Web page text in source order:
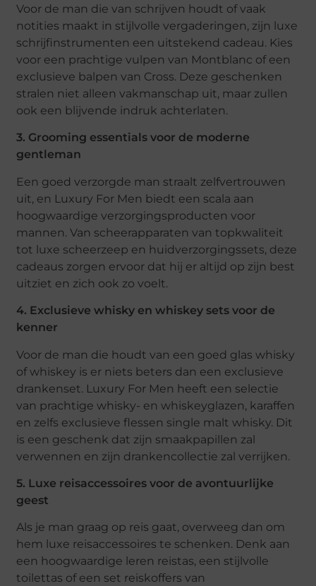
Voor de man die van schrijven houdt of vaak
notities maakt in stijlvolle vergaderingen, zijn luxe
schrijfinstrumenten een uitstekend cadeau. Kies
voor een prachtige vulpen van Montblanc of een
exclusieve balpen van Cross. Deze geschenken
stralen niet alleen vakmanschap uit, maar zullen
ook een blijvende indruk achterlaten.
3. Grooming essentials voor de moderne
gentleman
Een goed verzorgde man straalt zelfvertrouwen
uit, en Luxury For Men biedt een scala aan
hoogwaardige verzorgingsproducten voor
mannen. Van scheerapparaten van topkwaliteit
tot luxe scheerzeep en huidverzorgingssets, deze
cadeaus zorgen ervoor dat hij er altijd op zijn best
uitziet en zich ook zo voelt.
4. Exclusieve whisky en whiskey sets voor de
kenner
Voor de man die houdt van een goed glas whisky
of whiskey is er niets beters dan een exclusieve
drankenset. Luxury For Men heeft een selectie
van prachtige whisky- en whiskeyglazen, karaffen
en zelfs exclusieve flessen single malt whisky. Dit
is een geschenk dat zijn smaakpapillen zal
verwennen en zijn drankencollectie zal verrijken.
5. Luxe reisaccessoires voor de avontuurlijke
geest
Als je man graag op reis gaat, overweeg dan om
hem luxe reisaccessoires te schenken. Denk aan
een hoogwaardige leren reistas, een stijlvolle
toilettas of een set reiskoffers van